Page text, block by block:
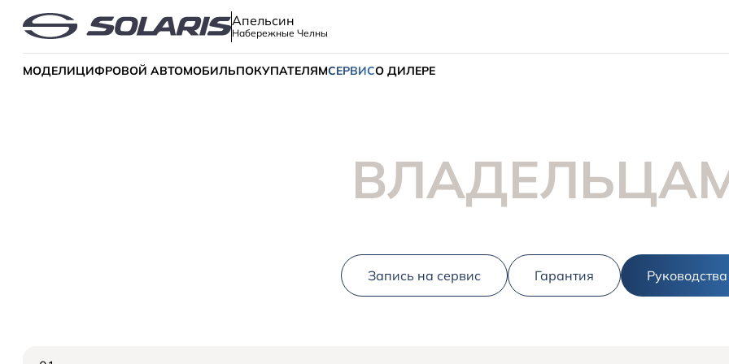
Апельсин
Набережные Челны
МОДЕЛИЦИФРОВОЙ АВТОМОБИЛЬПОКУПАТЕЛЯМСЕРВИСО ДИЛЕРЕ
Запись на сервис Гарантия Руководства